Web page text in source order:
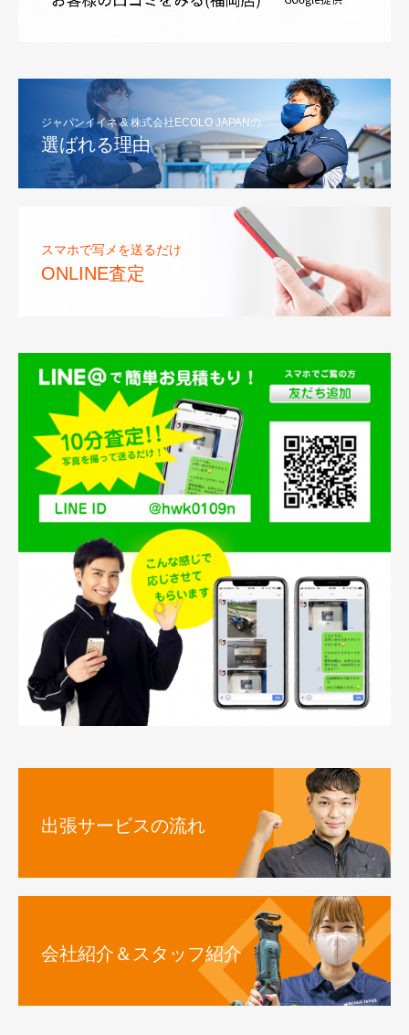
ジャパンイイネ & 株式会社ECOLO JAPANの
選ばれる理由
スマホで写メを送るだけ
ONLINE査定
出張サービスの流れ
会社紹介＆スタッフ紹介